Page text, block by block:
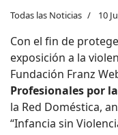
Todas las Noticias 10
Con el fin de
exposición a la
Fundación Franz
Profesionales por
la Red Doméstica,
“Infancia sin